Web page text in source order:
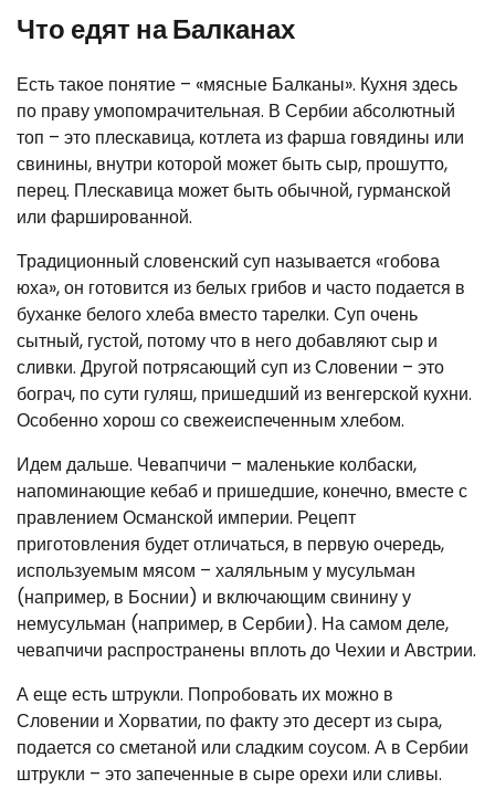
Что едят на Балканах
Есть такое понятие – «мясные Балканы». Кухня здесь
по праву умопомрачительная. В Сербии абсолютный
топ – это плескавица, котлета из фарша говядины или
свинины, внутри которой может быть сыр, прошутто,
перец. Плескавица может быть обычной, гурманской
или фаршированной.
Традиционный словенский суп называется «гобова
юха», он готовится из белых грибов и часто подается в
буханке белого хлеба вместо тарелки. Суп очень
сытный, густой, потому что в него добавляют сыр и
сливки. Другой потрясающий суп из Словении – это
бограч, по сути гуляш, пришедший из венгерской кухни.
Особенно хорош со свежеиспеченным хлебом.
Идем дальше. Чевапчичи – маленькие колбаски,
напоминающие кебаб и пришедшие, конечно, вместе с
правлением Османской империи. Рецепт
приготовления будет отличаться, в первую очередь,
используемым мясом – халяльным у мусульман
(например, в Боснии) и включающим свинину у
немусульман (например, в Сербии). На самом деле,
чевапчичи распространены вплоть до Чехии и Австрии.
А еще есть штрукли. Попробовать их можно в
Словении и Хорватии, по факту это десерт из сыра,
подается со сметаной или сладким соусом. А в Сербии
штрукли – это запеченные в сыре орехи или сливы.